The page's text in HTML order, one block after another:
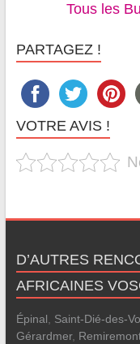
Tous les
PARTAGEZ !
VOTRE AVIS !
D’AUTRES
AFRICAINES
Épinal, Saint-Dié-des-
Gérardmer,